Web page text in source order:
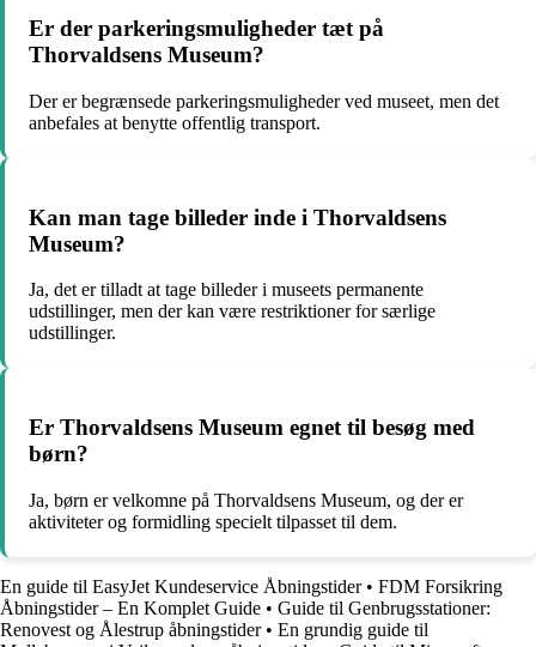
Er der parkeringsmuligheder tæt på
Thorvaldsens Museum?
Der er begrænsede parkeringsmuligheder ved museet, men det
anbefales at benytte offentlig transport.
Kan man tage billeder inde i Thorvaldsens
Museum?
Ja, det er tilladt at tage billeder i museets permanente
udstillinger, men der kan være restriktioner for særlige
udstillinger.
Er Thorvaldsens Museum egnet til besøg med
børn?
Ja, børn er velkomne på Thorvaldsens Museum, og der er
aktiviteter og formidling specielt tilpasset til dem.
En guide til EasyJet Kundeservice Åbningstider• FDM Forsikring
Åbningstider – En Komplet Guide • Guide til Genbrugsstationer:
Renovest og Ålestrup åbningstider• En grundig guide til